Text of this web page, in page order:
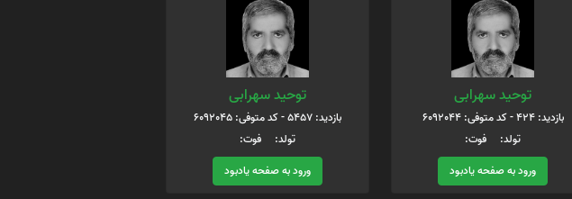
توحید سهرابی
بازدید: 424 - کد متوفی: 6092044
تولد: فوت:
ورود به صفحه یادبود
توحید سهرابی
بازدید: 5457 - کد متوفی: 6092045
تولد: فوت:
ورود به صفحه یادبود